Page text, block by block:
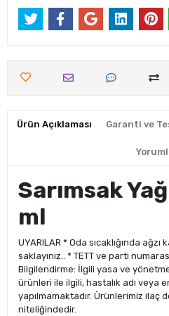
Ürün Açıklaması Garanti ve
Sarımsak
ml
UYARILAR * Oda sıcaklığında ağzı
saklayınız.. * TETT ve parti
Bilgilendirme: İlgili yasa ve
ürünleri ile ilgili, hastalık adı veya
yapılmamaktadır. Ürünlerimiz ilaç
niteliğindedir.